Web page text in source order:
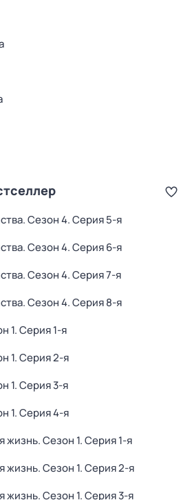
. Сезон 4. Серия 5-я
. Сезон 4. Серия 6-я
. Сезон 4. Серия 7-я
. Сезон 4. Серия 8-я
1. Серия 1-я
1. Серия 2-я
1. Серия 3-я
1. Серия 4-я
жизнь. Сезон 1. Серия 1-я
жизнь. Сезон 1. Серия 2-я
жизнь. Сезон 1. Серия 3-я